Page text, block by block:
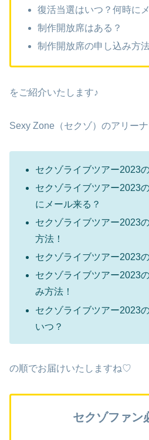
復活当選はいつ？何時に
制作開放席はある？
制作開放席の申し込み方
をご紹介いたします♪
Sexy Zone（セクゾ）のアリー
セクゾライブツアー2023
セクゾライブツアー2023
にメール来る？
セクゾライブツアー2023
方法！
セクゾライブツアー2023
セクゾライブツアー2023
み方法！
セクゾライブツアー2023
いつ？
の順でお届けいたしますね♡
セクゾファン